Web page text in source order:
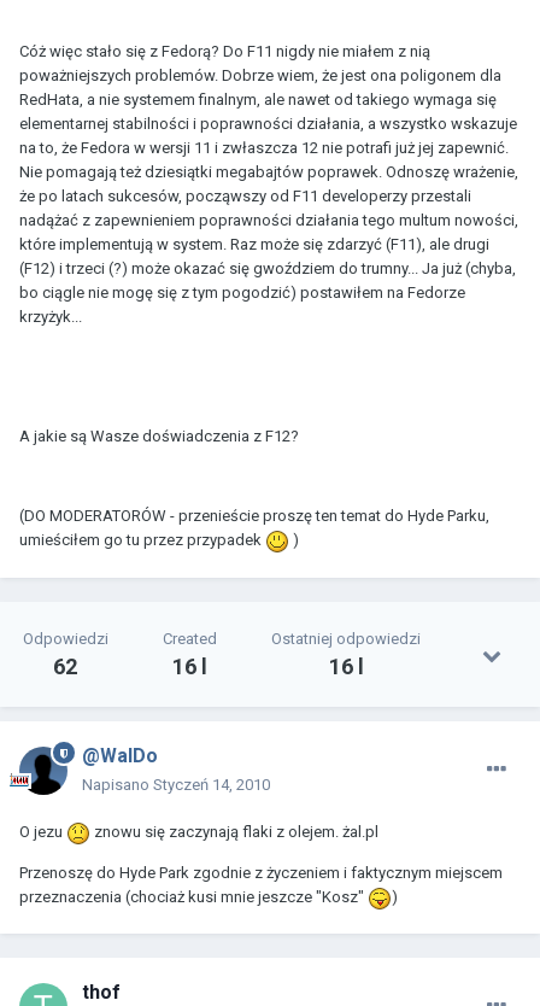
Cóż więc stało się z Fedorą? Do F11 nigdy nie miałem z nią
poważniejszych problemów. Dobrze wiem, że jest ona poligonem dla
RedHata, a nie systemem finalnym, ale nawet od takiego wymaga się
elementarnej stabilności i poprawności działania, a wszystko wskazuje
na to, że Fedora w wersji 11 i zwłaszcza 12 nie potrafi już jej zapewnić.
Nie pomagają też dziesiątki megabajtów poprawek. Odnoszę wrażenie,
że po latach sukcesów, począwszy od F11 developerzy przestali
nadążać z zapewnieniem poprawności działania tego multum nowości,
które implementują w system. Raz może się zdarzyć (F11), ale drugi
(F12) i trzeci (?) może okazać się gwoździem do trumny... Ja już (chyba,
bo ciągle nie mogę się z tym pogodzić) postawiłem na Fedorze
krzyżyk...
A jakie są Wasze doświadczenia z F12?
(DO MODERATORÓW - przenieście proszę ten temat do Hyde Parku,
umieściłem go tu przez przypadek
)
Odpowiedzi
62
Created
16 l
Ostatniej odpowiedzi
16 l
@WalDo
Napisano Styczeń 14, 2010
O jezu znowu się zaczynają flaki z olejem. żal.pl
Przenoszę do Hyde Park zgodnie z życzeniem i faktycznym miejscem
przeznaczenia (chociaż kusi mnie jeszcze "Kosz"
)
thof